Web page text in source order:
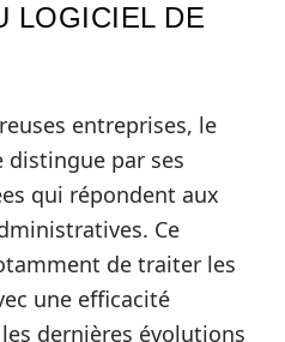
LOGICIEL DE
entreprises, le
distingue par ses
qui répondent aux
Ce
de traiter les
une efficacité
dernières évolutions